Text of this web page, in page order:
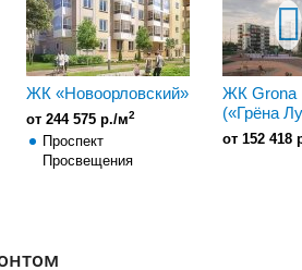
ЖК «Новоорловский»
от 244 575 р./м2
Проспект
Просвещения
ЖК Grona
(«Грёна
от 152 418